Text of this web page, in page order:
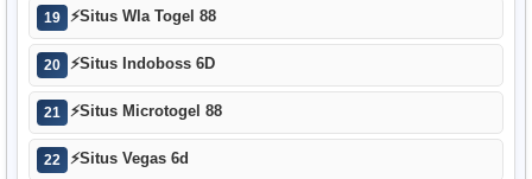
19 ⚡Situs Wla Togel 88
20 ⚡Situs Indoboss 6D
21 ⚡Situs Microtogel 88
22 ⚡Situs Vegas 6d